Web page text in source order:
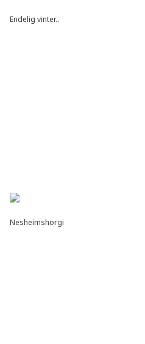
Endelig vinter..
Nesheimshorgi